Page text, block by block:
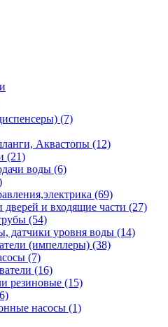
(7)
Аквастопы (12)
(21)
воды (6)
(69)
дверей и входящие части (27)
(54)
датчики уровня воды (14)
(импеллеры) (38)
(7)
(16)
резиновые (15)
насосы (1)